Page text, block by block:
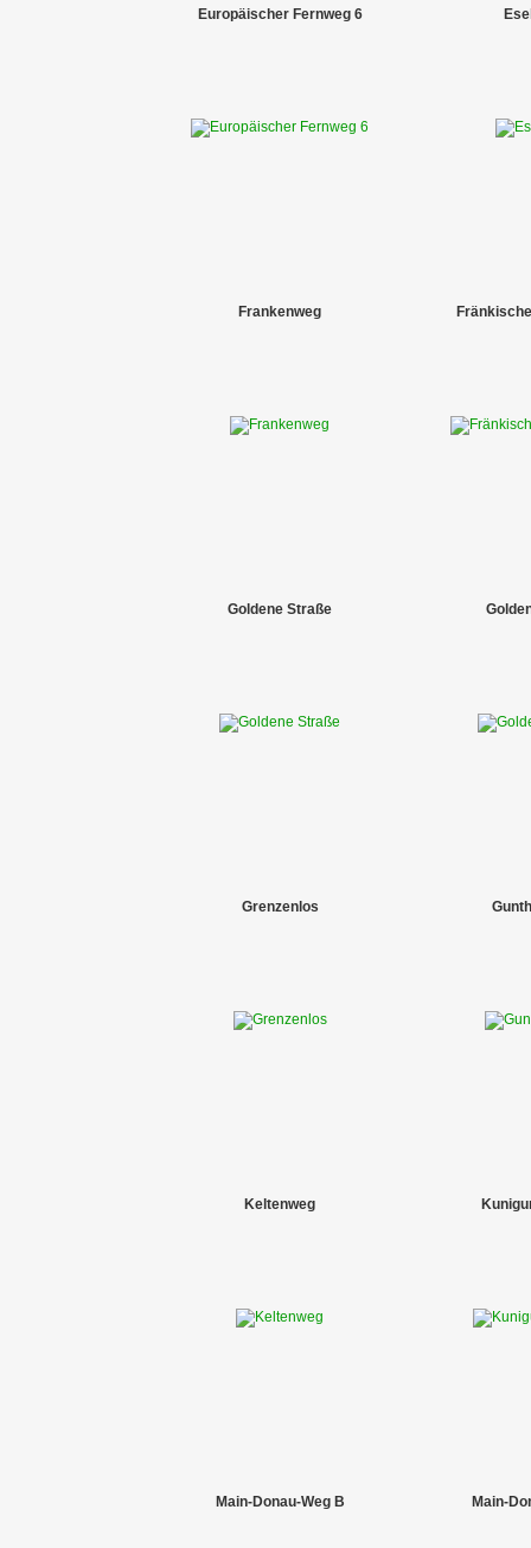
Europäischer Fernweg 6
Frankenweg
Goldene Straße
Grenzenlos
Keltenweg
Main-Donau-Weg B Main-